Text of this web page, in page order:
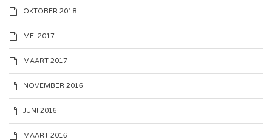
OKTOBER 2018
MEI 2017
MAART 2017
NOVEMBER 2016
JUNI 2016
MAART 2016